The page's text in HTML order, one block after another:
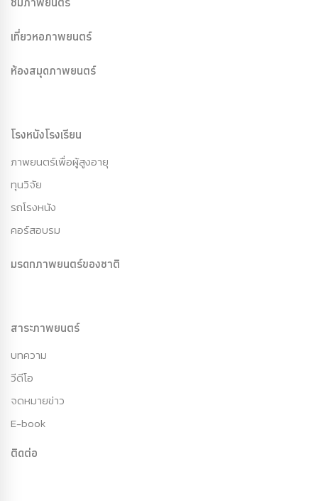
เที่ยวหอภาพยนตร์
ห้องสมุดภาพยนตร์
โรงหนังโรงเรียน
ภาพยนตร์เพื่อผู้สูงอายุ
ทุนวิจัย
รถโรงหนัง
คอร์สอบรม
มรดกภาพยนตร์ของชาติ
สาระภาพยนตร์
บทความ
วีดีโอ
จดหมายข่าว
E-book
ติดต่อ